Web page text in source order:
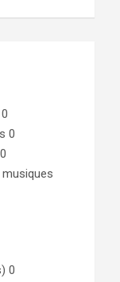
0
musiques
0